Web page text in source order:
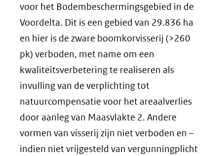
in
nieuw
venster)
andere
voor het Bodembeschermingsgebied in de
Voordelta. Dit is een gebied van 29.836 ha
en hier is de zware boomkorvisserij (>260
pk) verboden, met name om een
kwaliteitsverbetering te realiseren als
invulling van de verplichting tot
natuurcompensatie voor het areaalverlies
door aanleg van Maasvlakte 2. Andere
vormen van visserij zijn niet verboden en –
indien niet vrijgesteld van vergunningplicht